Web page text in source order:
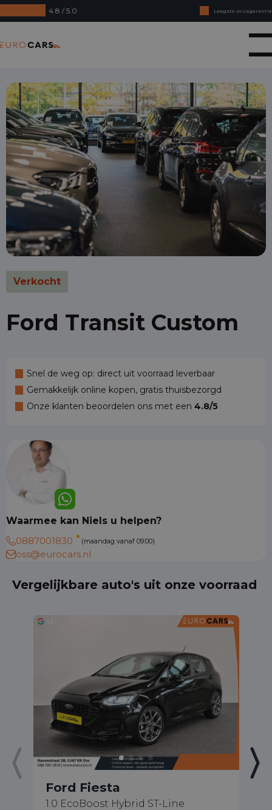
4.8 / 5.0
Laagste prijsgarantie
Online kopen, niet goed geld terug
Financial lease - Soepele acceptatie
Verkocht
Ford Transit Custom
Snel de weg op: direct uit voorraad leverbaar
Gemakkelijk online kopen, gratis thuisbezorgd
Onze klanten beoordelen ons met een 4.8/5
Waarmee kan Niels u helpen?
0887001830
(maandag vanaf 09:00)
oss@eurocars.nl
Vergelijkbare auto's uit onze voorraad
Ford Fiesta
1.0 EcoBoost Hybrid ST-Line